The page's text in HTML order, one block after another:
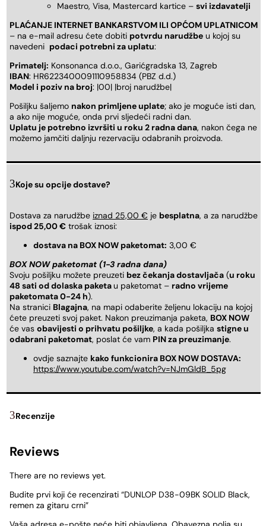
Maestro, Visa, Mastercard kartice – svi izdavatelji
PLAĆANJE INTERNET BANKARSTVOM ILI OPĆOM UPLATNICOM
– na e-mail adresu ćete dobiti potvrdu narudžbe u kojoj su
navedeni podaci potrebni za uplatu:
Primatelj: Konsonanca d.o.o., Garićgradska 13, Zagreb
IBAN: HR6223400091110958834 (PBZ d.d.)
Model i poziv na broj: |00| |broj narudžbe|
Pošiljku šaljemo nakon primljene uplate; ako je moguće isti dan,
a ako nije moguće, onda prvi sljedeći radni dan.
Uplatu je potrebno izvršiti u roku 2 radna dana, nakon čega ne
možemo jamčiti daljnju rezervaciju odabranih proizvoda.
Koje su opcije dostave?
Dostava za narudžbe iznad 25,00 € je besplatna, a za narudžbe
ispod 25,00 € trošak iznosi:
dostava na BOX NOW paketomat: 3,00 €
BOX NOW paketomat (1-3 radna dana)
Svoju pošiljku možete preuzeti bez čekanja dostavljača (u roku
48 sati od dolaska paketau paketomat – radno vrijeme
paketomata 0-24 h).
Na stranici Blagajna, na mapi odaberite željenu lokaciju na kojoj
ćete preuzeti svoj paket. Nakon preuzimanja paketa, BOX NOW
će vas obavijesti o prihvatu pošiljke, a kada pošiljka stigne u
odabrani paketomat, poslat će vam PIN za preuzimanje.
ovdje saznajte kako funkcionira BOX NOW DOSTAVA:
https://www.youtube.com/watch?v=NJmGldB_5pg
Recenzije
Reviews
There are no reviews yet.
Budite prvi koji će recenzirati “DUNLOP D38-09BK SOLID Black,
remen za gitaru crni”